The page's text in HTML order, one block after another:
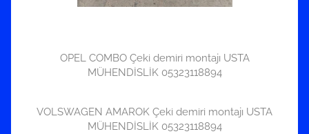
OPEL COMBO Çeki demiri montajı USTA
MÜHENDİSLİK 05323118894
VOLSWAGEN AMAROK Çeki demiri montajı USTA
MÜHENDİSLİK 05323118894